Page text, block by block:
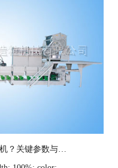
如何选择适合的塑胶造粒机？关键参数与行业应用解析